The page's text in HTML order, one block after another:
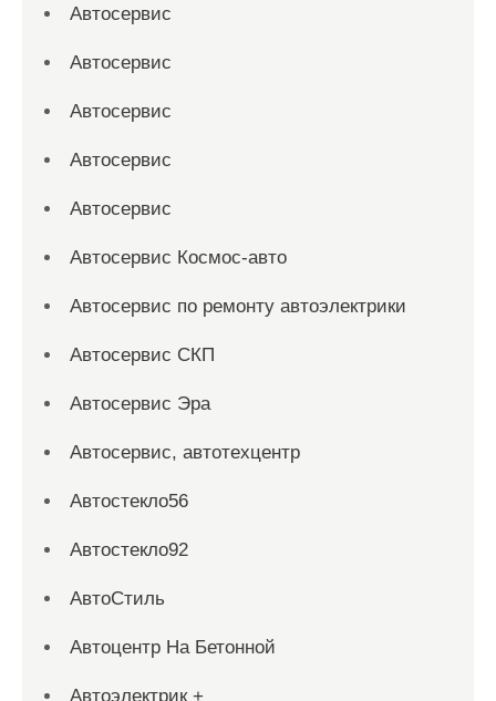
Автосервис
Автосервис
Автосервис
Автосервис
Автосервис
Автосервис Космос-авто
Автосервис по ремонту автоэлектрики
Автосервис СКП
Автосервис Эра
Автосервис, автотехцентр
Автостекло56
Автостекло92
АвтоСтиль
Автоцентр На Бетонной
Автоэлектрик +